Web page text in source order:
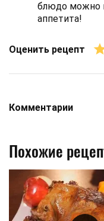
блюдо можно
аппетита!
Оценить рецепт
Комментарии
Похожие